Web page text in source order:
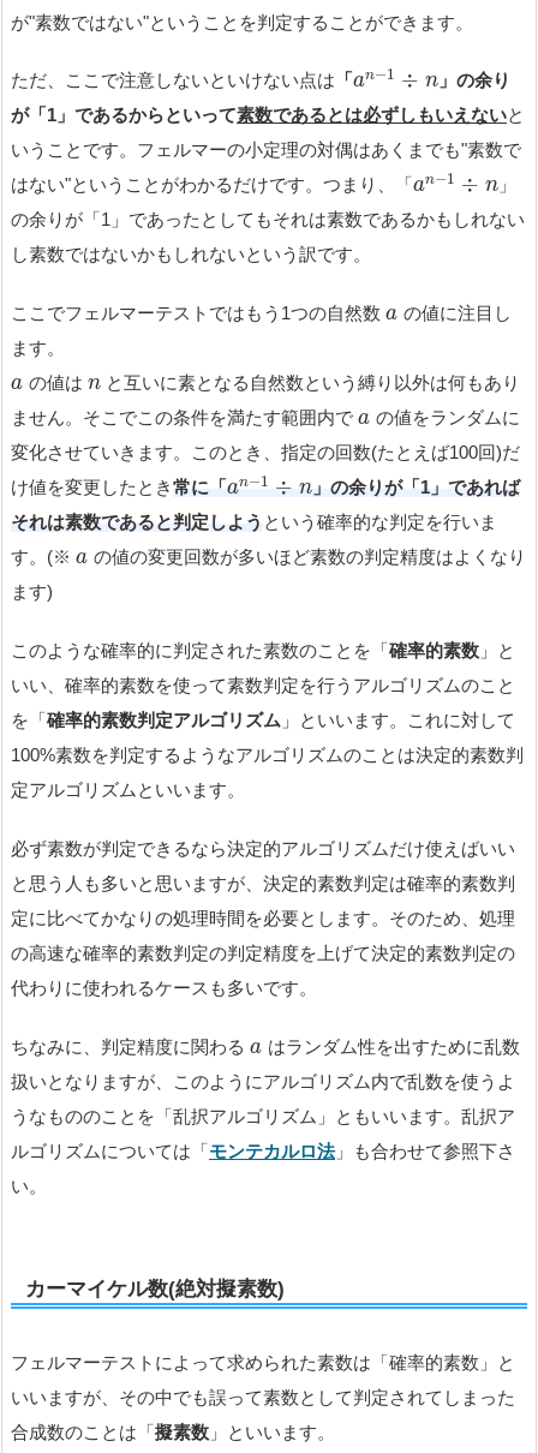
が"素数ではない"ということを判定することができます。
ただ、ここで注意しないといけない点は 「 an−1 ÷ n 」の余り
が「1」であるからといって素数であるとは必ずしもいえないと
いうことです。フェルマーの小定理の対偶はあくまでも"素数で
はない"ということがわかるだけです。つまり、「 an−1 ÷ n 」
の余りが「1」であったとしてもそれは素数であるかもしれない
し素数ではないかもしれないという訳です。
ここでフェルマーテストではもう1つの自然数 a の値に注目し
ます。
a の値は n と互いに素となる自然数という縛り以外は何もあり
ません。そこでこの条件を満たす範囲内で a の値をランダムに
変化させていきます。このとき、指定の回数(たとえば100回)だ
け値を変更したとき常に「an−1 ÷ n 」の余りが「1」であれば
それは素数であると判定しよう という確率的な判定を行いま
す。(※ a の値の変更回数が多いほど素数の判定精度はよくなり
ます)
このような確率的に判定された素数のことを「確率的素数 」と
いい、確率的素数を使って素数判定を行うアルゴリズムのこと
を「確率的素数判定アルゴリズム 」といいます。これに対して
100%素数を判定するようなアルゴリズムのことは決定的素数判
定アルゴリズムといいます。
必ず素数が判定できるなら決定的アルゴリズムだけ使えばいい
と思う人も多いと思いますが、決定的素数判定は確率的素数判
定に比べてかなりの処理時間を必要とします。そのため、処理
の高速な確率的素数判定の判定精度を上げて決定的素数判定の
代わりに使われるケースも多いです。
ちなみに、判定精度に関わる a はランダム性を出すために乱数
扱いとなりますが、このようにアルゴリズム内で乱数を使うよ
うなもののことを「乱択アルゴリズム」ともいいます。乱択ア
ルゴリズムについては「モンテカルロ法」も合わせて参照下さ
い。
カーマイケル数(絶対擬素数)
フェルマーテストによって求められた素数は「確率的素数」と
いいますが、その中でも誤って素数として判定されてしまった
合成数のことは「擬素数 」といいます。